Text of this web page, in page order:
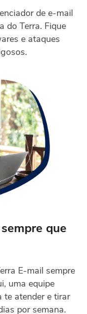
de e-mail
do Terra. Fique
e ataques
que
E-mail sempre
uma equipe
te atender e tirar
por semana.